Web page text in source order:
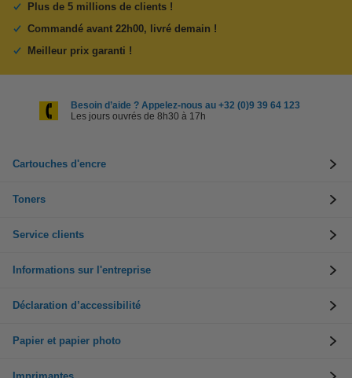
Plus de 5 millions de clients !
Commandé avant 22h00, livré demain !
Meilleur prix garanti !
Besoin d’aide ? Appelez-nous au +32 (0)9 39 64 123
Les jours ouvrés de 8h30 à 17h
Cartouches d'encre
Toners
Service clients
Informations sur l'entreprise
Déclaration d’accessibilité
Papier et papier photo